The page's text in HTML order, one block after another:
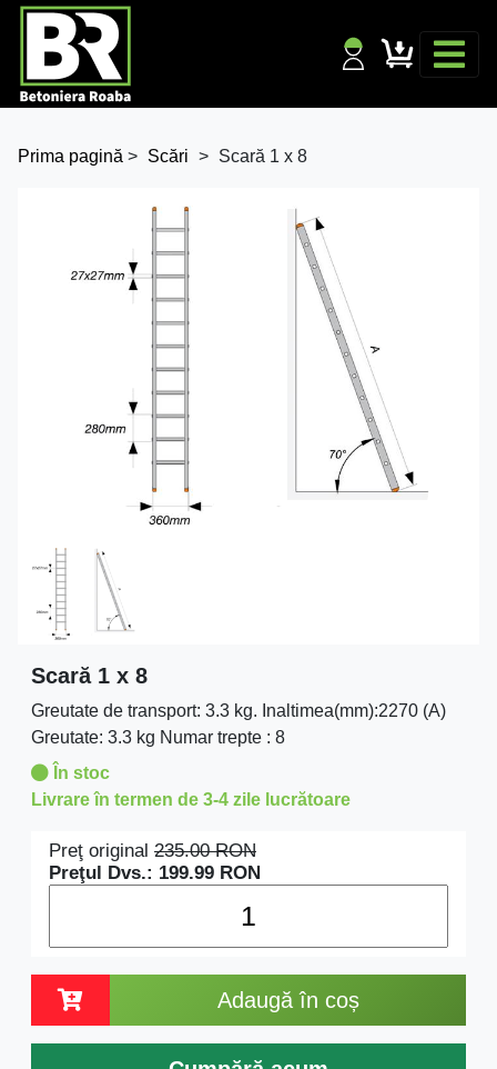
Prima pagină > Scări > Scară 1 x 8
Scară 1 x 8
Greutate de transport: 3.3 kg. Inaltimea(mm):2270 (A)
Greutate: 3.3 kg Numar trepte : 8
În stoc
Livrare în termen de 3-4 zile lucrătoare
Preţ original 235.00RON
Preţul Dvs.: 199.99 RON
Adaugă în coș